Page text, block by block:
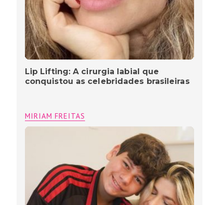
Lip Lifting: A cirurgia labial que
conquistou as celebridades brasileiras
MIRIAM FREITAS